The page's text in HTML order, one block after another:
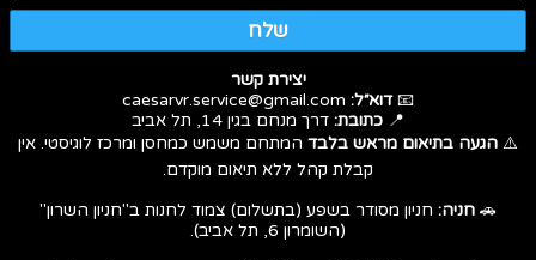
שלח
יצירת קשר
📧דוא״ל:
📍 כתובת: דרך מנחם בגין 14, תל אביב
⚠️ הגעה בתיאום מראש בלבד המתחם משמש כמחסן ומרכז לוגיסטי. אין
קבלת קהל ללא תיאום מוקדם.
🚗 חניה: חניון מסודר בשפע (בתשלום) צמוד לחנות ב"חניון השרון"
(השומרון 6, תל אביב).